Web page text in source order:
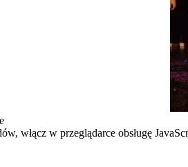
włącz w przeglądarce obsługę